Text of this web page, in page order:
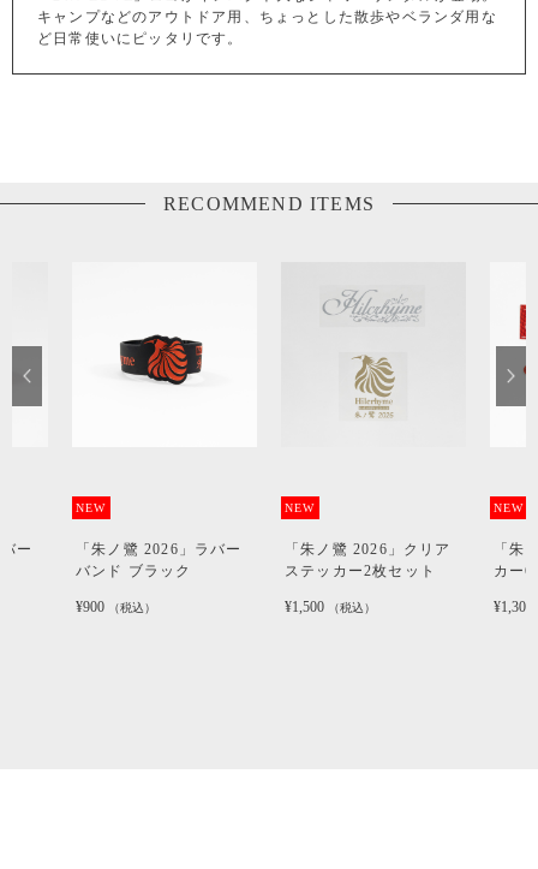
キャンプなどのアウトドア用、ちょっとした散歩やベランダ用な
ど日常使いにピッタリです。
RECOMMEND ITEMS
ー
NEW
「朱ノ鷺 2026」ラバー
バンド ブラック
¥900 （税込）
NEW
「朱ノ鷺 2026」クリア
ステッカー2枚セット
¥1,500 （税込）
NEW
「朱
カー6
¥1,300